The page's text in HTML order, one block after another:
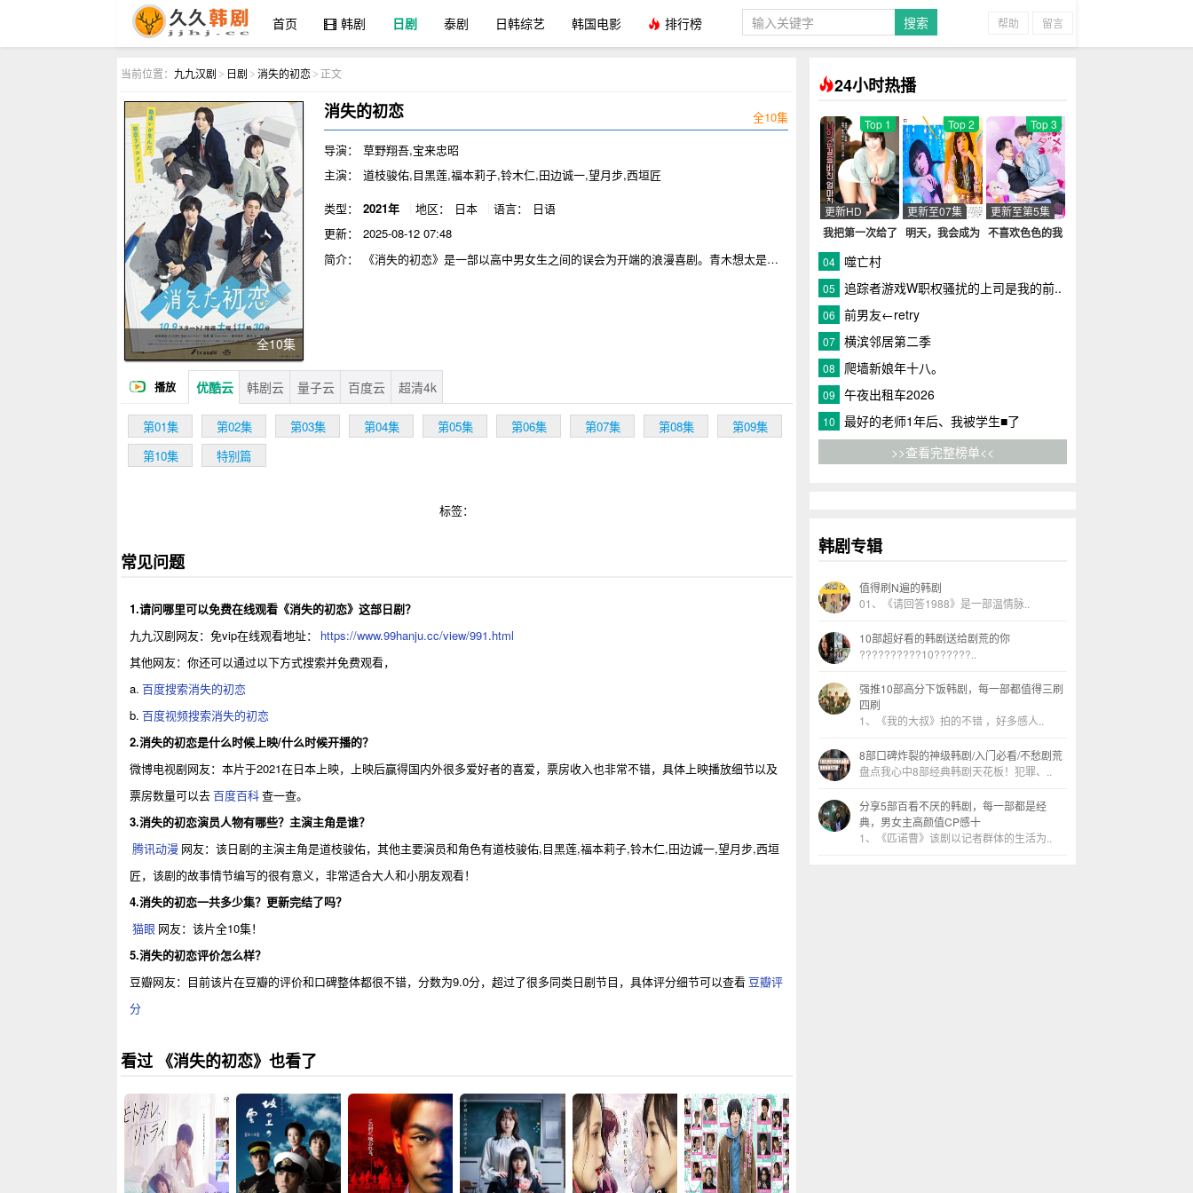
九九汉剧
首页 韩剧 日剧 泰剧 日韩综艺 韩国电影 排行榜 帮助 留言
当前位置： 九九汉剧 > 日剧 > 消失的初恋 > 正文
全10集
消失的初恋
全10集
导演：
草野翔吾,宝来忠昭
主演：
道枝骏佑,目黑莲,福本莉子,铃木仁,田边诚一,望月步,西垣匠
类型：
2021年 地区： 日本 语言：
日语
更新：
2025-08-12 07:48
简介：
《消失的初恋》是一部以高中男女生之间的误会为开端的浪漫喜剧。青木想太是一
播放 优酷云 韩剧云 量子云 百度云 超清4k
第01集 第02集 第03集 第04集 第05集 第06集 第07集 第08集
第09集
第10集
特别篇
标签：
常见问题
1.请问哪里可以免费在线观看《消失的初恋》这部日剧？
九九汉剧网友：免vip在线观看地址：
https://www.99hanju.cc/view/991.html
其他网友：你还可以通过以下方式搜索并免费观看，
a. 百度搜索消失的初恋
b. 百度视频搜索消失的初恋
2.消失的初恋是什么时候上映/什么时候开播的？
微博电视剧网友：本片于2021在日本上映，上映后赢得国内外很多爱好者的喜爱，票房收入也非常不错，具体上映播放细节以及
票房数量可以去百度百科查一查。
3.消失的初恋演员人物有哪些？主演主角是谁？
腾讯动漫 网友：该日剧的主演主角是道枝骏佑，其他主要演员和角色有道枝骏佑,目黑莲,福本莉子,铃木仁,田边诚一,望月步,西垣
匠，该剧的故事情节编写的很有意义，非常适合大人和小朋友观看！
4.消失的初恋一共多少集？更新完结了吗？
猫眼 网友：该片全10集！
5.消失的初恋评价怎么样？
豆瓣网友：目前该片在豆瓣的评价和口碑整体都很不错，分数为9.0分，超过了很多同类日剧节目，具体评分细节可以查看 豆瓣评
分
看过 《消失的初恋》也看了
24小时热播
我把第一次给了
妈妈的朋友真央
酱
Top 1
更新HD
明天，我会成为
Top 2
更新至07集
不喜欢色色的我
Top 3
更新至第5集
04 噬亡村
05 追踪者游戏W职权骚扰的上司是我的前..
06 前男友←retry
07 横滨邻居第二季
08 爬墙新娘年十八。
09 午夜出租车2026
10
最好的老师1年后、我被学生■了
>>查看完整榜单<<
韩剧专辑
值得刷N遍的韩剧
01、《请回答1988》是一部温情脉..
10部超好看的韩剧送给剧荒的你
??????????10??????..
强推10部高分下饭韩剧，每一部都值得三刷
四刷
1、《我的大叔》拍的不错 ，好多感人..
8部口碑炸裂的神级韩剧/入门必看/不愁剧荒
盘点我心中8部经典韩剧天花板！犯罪、..
分享5部百看不厌的韩剧，每一部都是经
典，男女主高颜值CP感十
1、《匹诺曹》该剧以记者群体的生活为..